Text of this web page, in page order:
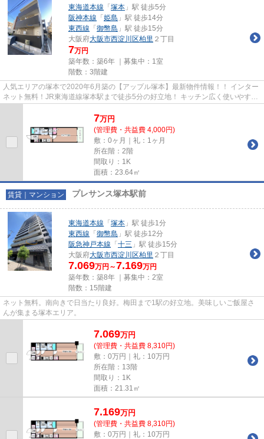
東海道本線 「 塚本 」駅 徒歩5分
阪神本線 「 姫島 」駅 徒歩14分
東西線 「 御幣島 」駅 徒歩15分
大阪府大阪市西淀川区柏里 ２丁目
7万円
築年数：築6年 ｜募集中： 1室
階数：3階建
人気エリアの塚本で2020年6月築の【アップル塚本】最新物件情報！！ インター
ネット無料！JR東海道線塚本駅まで徒歩5分の好立地！ キッチン広く使いやすい
7万円
(管理費・共益費 4,000円)
敷：0ヶ月｜礼：1ヶ月
所在階：2階
間取り：1K
面積：23.64㎡
賃貸｜マンション プレサンス塚本駅前
東海道本線 「 塚本 」駅 徒歩1分
東西線 「 御幣島 」駅 徒歩12分
阪急神戸本線 「 十三 」駅 徒歩15分
大阪府大阪市西淀川区柏里 ２丁目
7.069万円～7.169万円
築年数：築8年 ｜募集中： 2室
階数：15階建
ネット無料。南向きで日当たり良好。梅田まで1駅の好立地。美味しいご飯屋さ
んが集まる塚本エリア。
7.069万円
(管理費・共益費 8,310円)
敷：0万円｜礼：10万円
所在階：13階
間取り：1K
面積：21.31㎡
7.169万円
(管理費・共益費 8,310円)
敷：0万円｜礼：10万円